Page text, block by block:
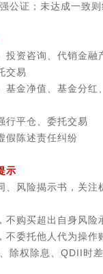
公证；未达成一致则
投资咨询、代销金融
交易
基金净值、基金分红
行平仓、委托交易
假陈述责任纠纷
示
、风险揭示书，关注
不购买超出自身风险
不委托他人代为操作
除权除息、QDII时